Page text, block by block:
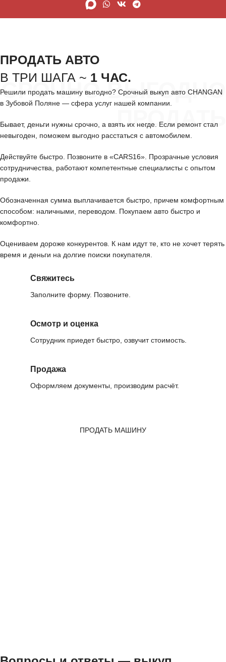
СРОЧНО ВЫГОДНО
ПРОДАТЬ
ПРОДАТЬ АВТО
В ТРИ ШАГА ~ 1 ЧАС.
Решили продать машину выгодно? Срочный выкуп авто CHANGAN
в Зубовой Поляне — сфера услуг нашей компании.
Бывает, деньги нужны срочно, а взять их негде. Если ремонт стал
невыгоден, поможем выгодно расстаться с автомобилем.
Действуйте быстро. Позвоните в «CARS16». Прозрачные условия
сотрудничества, работают компетентные специалисты с опытом
продажи.
Обозначенная сумма выплачивается быстро, причем комфортным
способом: наличными, переводом. Покупаем авто быстро и
комфортно.
Оцениваем дороже конкурентов. К нам идут те, кто не хочет терять
время и деньги на долгие поиски покупателя.
Свяжитесь
Заполните форму. Позвоните.
Осмотр и оценка
Сотрудник приедет быстро, озвучит стоимость.
Продажа
Оформляем документы, производим расчёт.
ПРОДАТЬ МАШИНУ